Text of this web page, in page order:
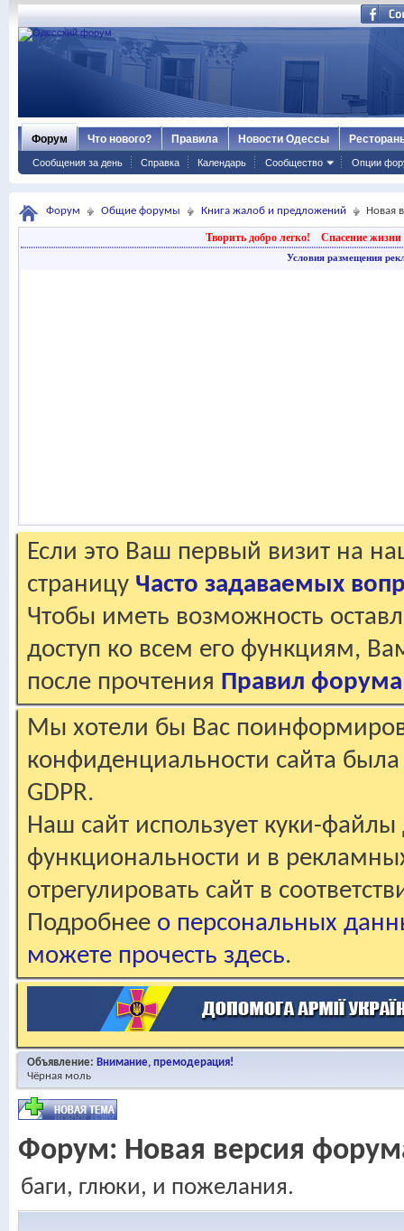
Форум
Сообщения за день Справка Календарь Сообщество Опции
Что нового? Правила Новости Одессы
Форум Общие форумы Книга жалоб и предложений Новая
Творить добро легко! Спасение жизни
Условия размещения
Если это Ваш первый визит на
страницу Часто задаваемых
Чтобы иметь возможность
доступ ко всем его функциям,
после прочтения Правил форума
Мы хотели бы Вас
конфиденциальности сайта
GDPR.
Наш сайт использует куки-файлы
функциональности и в
отрегулировать сайт в
Подробнее о персональных
можете прочесть здесь.
Объявление: Внимание, премодерация!
Чёрная моль
Форум: Новая версия
баги, глюки, и пожелания.